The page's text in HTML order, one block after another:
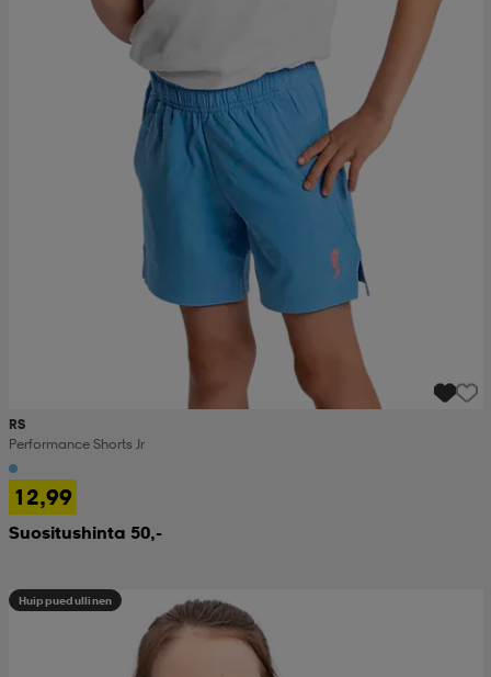
RS
Performance Shorts Jr
12,99
Suositushinta 50,-
Huippuedullinen